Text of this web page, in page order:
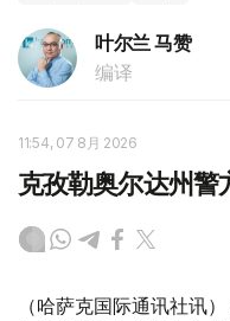
叶尔兰 马赞
编译
11:54, 07 8月 2026
克孜勒奥尔达州警
（哈萨克国际通讯社讯